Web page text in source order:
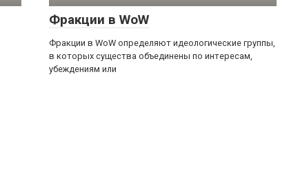
Фракции в WoW
Фракции в WoW определяют идеологические группы,
в которых существа объединены по интересам,
убеждениям или